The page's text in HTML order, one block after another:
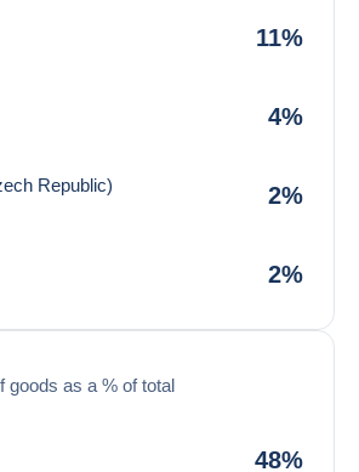
11%
4%
Republic) 2%
2%
goods as a % of total
48%